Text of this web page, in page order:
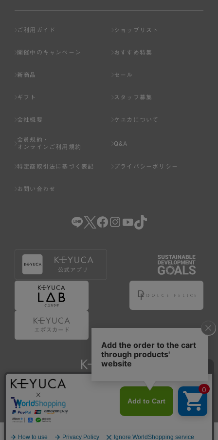
ご利用ガイド ショップリスト
開催中のキャンペーン おすすめ特集
新商品 セール
ギフト スタッフ募集
会社概要 ケユカについて
会員規約・
オンラインご利用規約
Q&A
特定商取引法に基づく表記 プライバシーポリシー
お問い合わせ
Copyright © KAWAJUN Co., Ltd. All Rights Reserved.